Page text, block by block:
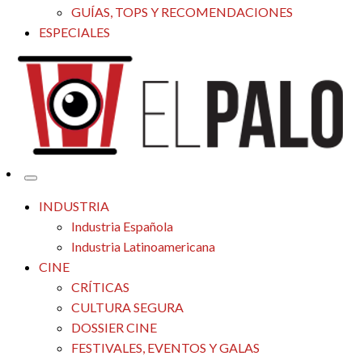
GUÍAS, TOPS Y RECOMENDACIONES
ESPECIALES
El Palomitrón
Tu espacio de la industria de cine española y latinoamericana
INDUSTRIA
Industria Española
Industria Latinoamericana
CINE
CRÍTICAS
CULTURA SEGURA
DOSSIER CINE
FESTIVALES, EVENTOS Y GALAS